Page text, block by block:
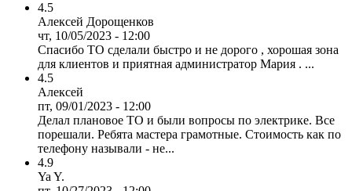
4.5
Алексей Дорощенков
чт, 10/05/2023 - 12:00
Спасибо ТО сделали быстро и не дорого , хорошая зона
для клиентов и приятная администратор Мария . ...
4.5
Алексей
пт, 09/01/2023 - 12:00
Делал плановое ТО и были вопросы по электрике. Все
порешали. Ребята мастера грамотные. Стоимость как по
телефону называли - не...
4.9
Ya Y.